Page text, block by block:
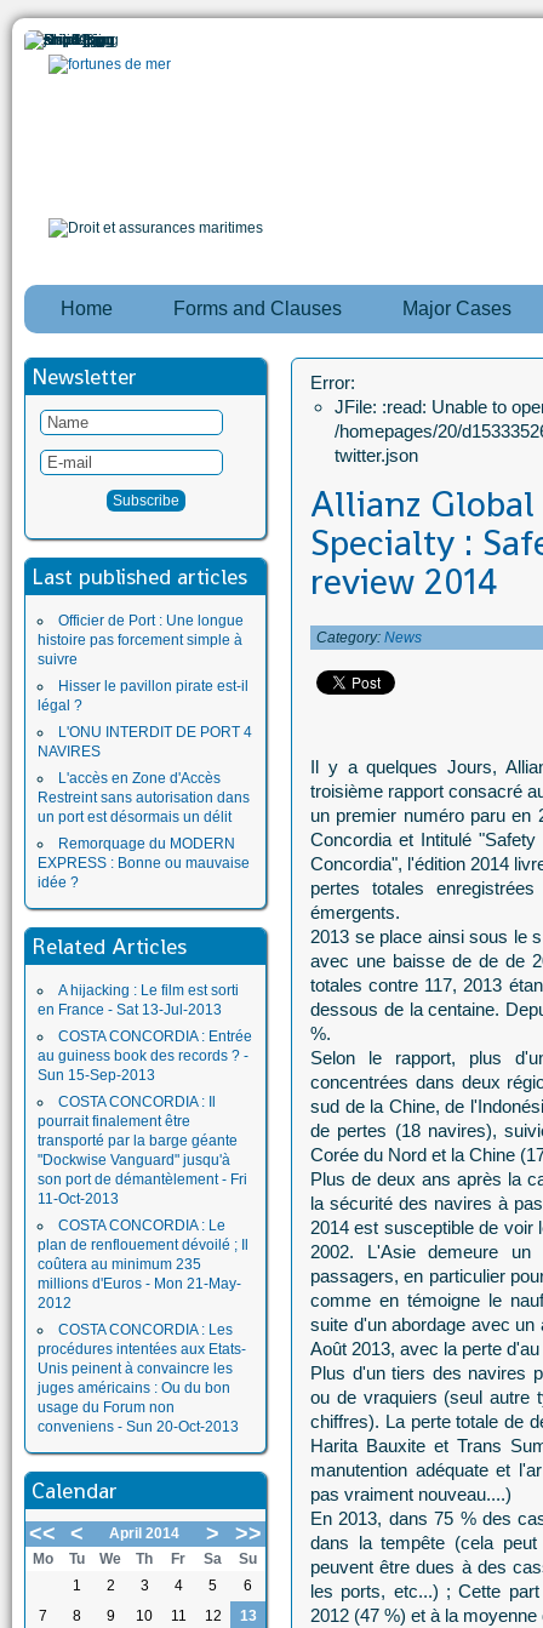
Home Forms and Clauses Major Cases
Newsletter
Last published articles
Officier de Port : Une longue
histoire pas forcement simple à
suivre
Hisser le pavillon pirate est-il
légal ?
L'ONU INTERDIT DE PORT 4
NAVIRES
L'accès en Zone d'Accès
Restreint sans autorisation dans
un port est désormais un délit
Remorquage du MODERN
EXPRESS : Bonne ou mauvaise
idée ?
Related Articles
A hijacking : Le film est sorti
en France - Sat 13-Jul-2013
COSTA CONCORDIA : Entrée
au guiness book des records ? -
Sun 15-Sep-2013
COSTA CONCORDIA : Il
pourrait finalement être
transporté par la barge géante
"Dockwise Vanguard" jusqu'à
son port de démantèlement - Fri
11-Oct-2013
COSTA CONCORDIA : Le
plan de renflouement dévoilé ; Il
coûtera au minimum 235
millions d'Euros - Mon 21-May-
2012
COSTA CONCORDIA : Les
procédures intentées aux Etats-
Unis peinent à convaincre les
juges américains : Ou du bon
usage du Forum non
conveniens - Sun 20-Oct-2013
Calendar
<< < April 2014 > >>
Mo Tu We Th Fr Sa
Su
1
2 3 4 5
6
7
8 9 10 11 12
13
Error:
JFile: :read: Unable to
/homepages/20/
twitter.json
Allianz
Specialty :
review 2014
Category: News
Il y a quelques Jours,
troisième rapport consacré
un premier numéro paru en
Concordia et Intitulé
Concordia", l'édition 2014
pertes totales
émergents.
2013 se place ainsi sous le
avec une baisse de de de
totales contre 117, 2013
dessous de la centaine.
%.
Selon le rapport, plus
concentrées dans deux
sud de la Chine, de
de pertes (18 navires),
Corée du Nord et la Chine
Plus de deux ans après la
la sécurité des navires à
2014 est susceptible de voir
2002. L'Asie demeure
passagers, en particulier
comme en témoigne le
suite d'un abordage avec un
Août 2013, avec la perte
Plus d'un tiers des navires
ou de vraquiers (seul autre
chiffres). La perte totale de
Harita Bauxite et Trans
manutention adéquate et
pas vraiment nouveau....)
En 2013, dans 75 % des
dans la tempête (cela
peuvent être dues à des
les ports, etc...) ; Cette
2012 (47 %) et à la